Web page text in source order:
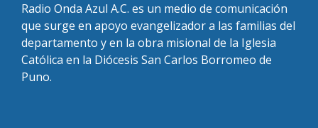
Radio Onda Azul A.C. es un medio de comunicación
que surge en apoyo evangelizador a las familias del
departamento y en la obra misional de la Iglesia
Católica en la Diócesis San Carlos Borromeo de
Puno.